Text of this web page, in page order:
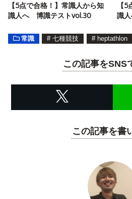
【5点で合格！】常識人から知
識人へ 博識テストvol.30
【
識
常識 # 七種競技 # heptathlon
この記事をSNS
この記事を書